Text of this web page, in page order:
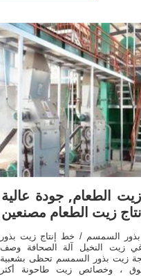
الطعام, جودة عالية
زيت الطعام مصنعين
السمسم / خط إنتاج زيت بذور
زيت النخيل آلة الصحافة وصف
زيت بذور السمسم تحظى بشعبية
، وخصائص زيت طاحونة أكثر